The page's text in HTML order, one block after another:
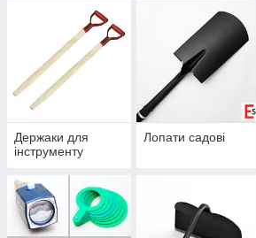
Держаки для
інструменту
Лопати садові